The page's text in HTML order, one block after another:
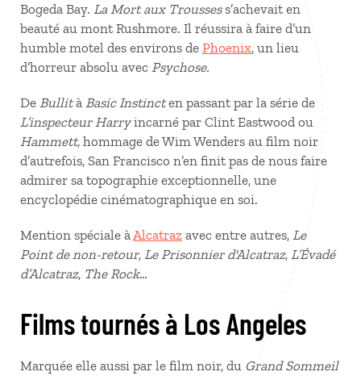
Bogeda Bay. La Mort aux Troussess’achevait en
beauté au mont Rushmore. Il réussira à faire d’un
humble motel des environs de Phoenix, un lieu
d’horreur absolu avec Psychose.
De Bullità Basic Instincten passant par la série de
L’inspecteur Harryincarné par Clint Eastwood ou
Hammett, hommage de Wim Wenders au film noir
d’autrefois, San Francisco n’en finit pas de nous faire
admirer sa topographie exceptionnelle, une
encyclopédie cinématographique en soi.
Mention spéciale àAlcatraz avec entre autres, Le
Point de non-retour, Le Prisonnier d'Alcatraz, L’Évadé
d’Alcatraz, The Rock…
Films tournés à Los Angeles
Marquée elle aussi par le film noir, du Grand Sommeil